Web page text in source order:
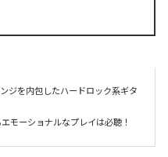
ジを内包したハードロック系ギタ
モーショナルなプレイは必聴！